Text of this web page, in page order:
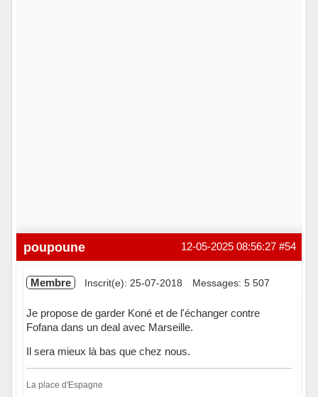
#54
12-05-2025 08:56:27
poupoune
Membre Inscrit(e): 25-07-2018 Messages: 5 507
Je propose de garder Koné et de l'échanger contre
Fofana dans un deal avec Marseille.
Il sera mieux là bas que chez nous.
La place d'Espagne